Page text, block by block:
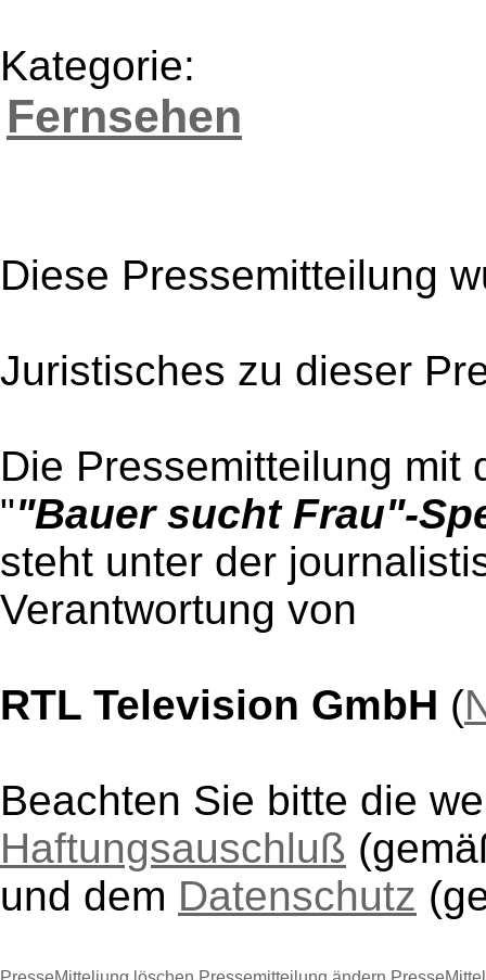
Kategorie:
Fernsehen
Diese Pressemitteilung
Juristisches zu dieser
Die Pressemitteilung mit
""Bauer sucht Frau"-
steht unter der
Verantwortung von
RTL Television GmbH (
Beachten Sie bitte die
Haftungsauschluß
und dem Datenschutz